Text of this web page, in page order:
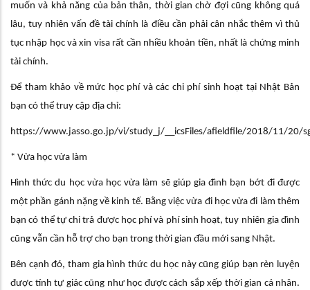
muốn và khả năng của bản thân, thời gian chờ đợi cũng không quá
lâu, tuy nhiên vấn đề tài chính là điều cần phải cân nhắc thêm vì thủ
tục nhập học và xin visa rất cần nhiều khoản tiền, nhất là chứng minh
tài chính.
Để tham khảo về mức học phí và các chi phí sinh hoạt tại Nhật Bản
bạn có thể truy cập địa chỉ:
https://www.jasso.go.jp/vi/study_j/__icsFiles/afieldfile/2018/11/20/
* Vừa học vừa làm
Hình thức du học vừa học vừa làm sẽ giúp gia đình bạn bớt đi được
một phần gánh nặng về kinh tế. Bằng việc vừa đi học vừa đi làm thêm
bạn có thể tự chi trả được học phí và phí sinh hoạt, tuy nhiên gia đình
cũng vẫn cần hỗ trợ cho bạn trong thời gian đầu mới sang Nhật.
Bên cạnh đó, tham gia hình thức du học này cũng giúp bạn rèn luyện
được tính tự giác cũng như học được cách sắp xếp thời gian cá nhân.